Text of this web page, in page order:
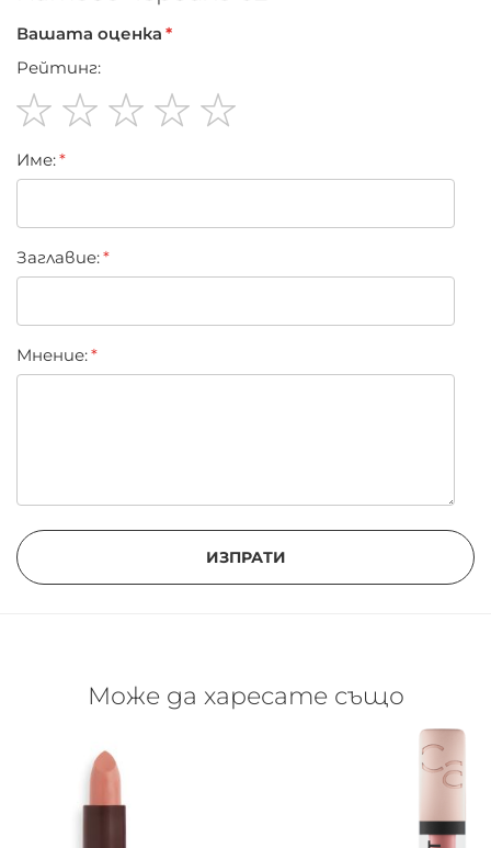
Вашата оценка
Рейтинг:
star
stars
stars
stars
stars
Име:
Заглавиe:
Мнение:
ИЗПРАТИ
Може да харесате също